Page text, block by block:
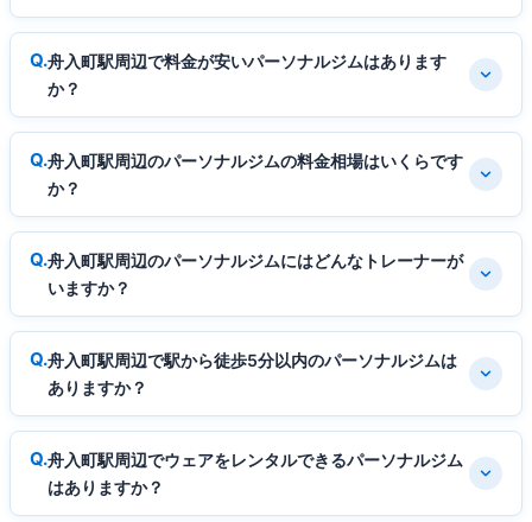
舟入町駅周辺で料金が安いパーソナルジムはあります
か？
舟入町駅周辺のパーソナルジムの料金相場はいくらです
か？
舟入町駅周辺のパーソナルジムにはどんなトレーナーが
いますか？
舟入町駅周辺で駅から徒歩5分以内のパーソナルジムは
ありますか？
舟入町駅周辺でウェアをレンタルできるパーソナルジム
はありますか？